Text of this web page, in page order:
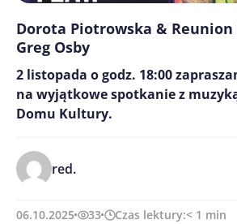
Dorota Piotrowska &
Greg Osby
2 listopada o godz. 18:00
na wyjątkowe spotkanie z
Domu Kultury.
red.
06.10.2025 33 Czas lektury:< 1 min